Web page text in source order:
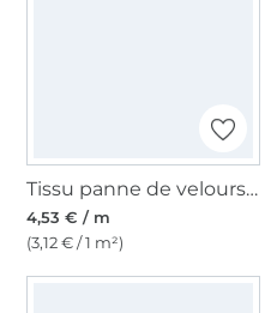
Tissu panne de velours, turquoise
4,53 € / m
(3,12 € / 1 m²)